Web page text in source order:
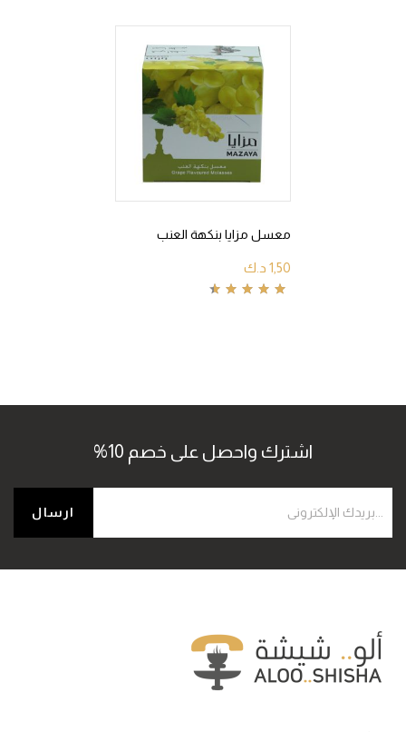
معسل مزايا بنكهة العنب
1,50 د.ك
اشترك واحصل على خصم 10%